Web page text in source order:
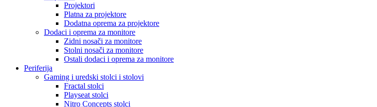
Projektori
Platna za projektore
Dodatna oprema za projektore
Dodaci i oprema za monitore
Zidni nosači za monitore
Stolni nosači za monitore
Ostali dodaci i oprema za monitore
Periferija
Gaming i uredski stolci i stolovi
Fractal stolci
Playseat stolci
Nitro Concepts stolci